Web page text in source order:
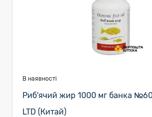
В наявності
Риб'ячий жир 1000 мг банка №60
LTD (Китай)